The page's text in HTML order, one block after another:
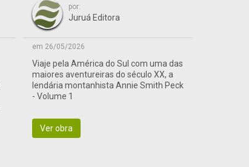
por:
Juruá Editora
em 26/05/2026
Viaje pela América do Sul com uma das
maiores aventureiras do século XX, a
lendária montanhista Annie Smith Peck
- Volume 1
Ver obra